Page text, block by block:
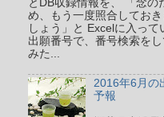
とDB収録情報を、 「念の
め、もう一度照合しておき
しょう」と Excelに入って
出願番号で、番号検索をし
みた...
2016年6月の
予報